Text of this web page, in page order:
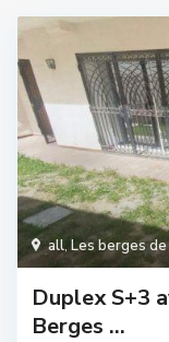
all, Les berges de
Duplex S+3
Berges ...